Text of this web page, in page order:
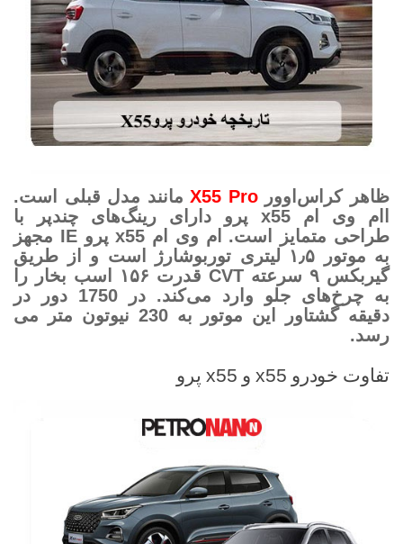
ظاهر کراس‌اوورX55 Pro مانند مدل قبلی است.
اام وی ام x55 پرو دارای رینگ‌های چندپر با
طراحی متمایز است. ام وی ام x55 پرو IE مجهز
به موتور ۱٫۵ لیتری توربوشارژ است و از طریق
گیربکس ۹ سرعته CVT قدرت ۱۵۶ اسب بخار را
به چرخ‌های جلو وارد می‌کند. در 1750 دور در
دقیقه گشتاور این موتور به 230 نیوتون متر می
رسد.
تفاوت خودرو x55 و x55 پرو